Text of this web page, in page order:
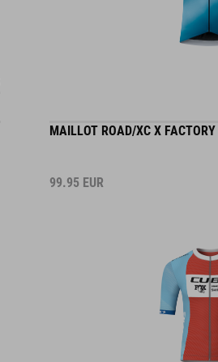
MAILLOT ROAD/XC X
99.95 EUR